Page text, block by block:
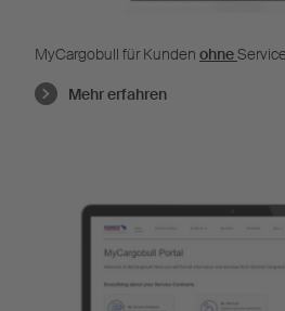
MyCargobull für Kunden ohne
Mehr erfahren